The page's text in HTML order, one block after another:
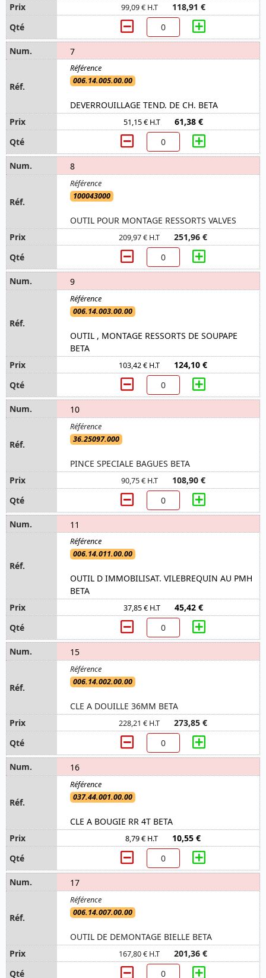
99,09 € H.T 118,91 €
7
006.14.005.00.00
DEVERROUILLAGE TEND. DE CH. BETA
51,15 € H.T 61,38 €
8
100043000
OUTIL POUR MONTAGE RESSORTS VALVES
209,97 € H.T 251,96 €
9
006.14.003.00.00
OUTIL , MONTAGE RESSORTS DE SOUPAPE
BETA
103,42 € H.T 124,10 €
10
36.25097.000
PINCE SPECIALE BAGUES BETA
90,75 € H.T 108,90 €
11
006.14.011.00.00
OUTIL D IMMOBILISAT. VILEBREQUIN AU PMH
BETA
37,85 € H.T 45,42 €
15
006.14.002.00.00
CLE A DOUILLE 36MM BETA
228,21 € H.T 273,85 €
16
037.44.001.00.00
CLE A BOUGIE RR 4T BETA
8,79 € H.T 10,55 €
17
006.14.007.00.00
OUTIL DE DEMONTAGE BIELLE BETA
167,80 € H.T 201,36 €